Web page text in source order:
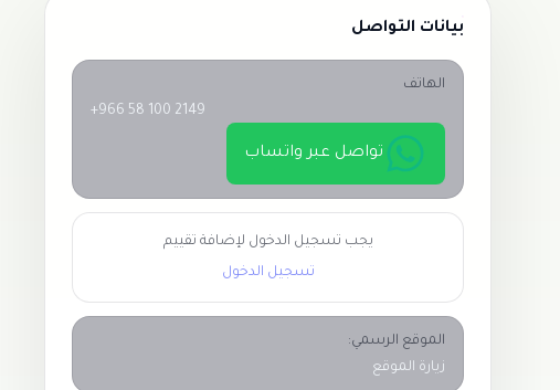
بيانات التواصل
الهاتف
+966 58 100 2149
تواصل عبر واتساب
يجب تسجيل الدخول لإضافة تقييم
تسجيل الدخول
الموقع الرسمي:
زيارة الموقع